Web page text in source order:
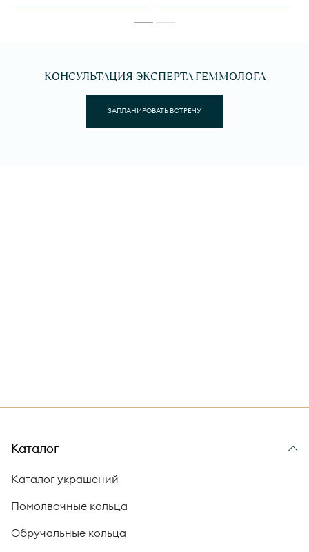
КОНСУЛЬТАЦИЯ ЭКСПЕРТА ГЕММОЛОГА
ЗАПЛАНИРОВАТЬ ВСТРЕЧУ
Каталог
Каталог украшений
Помолвочные кольца
Обручальные кольца